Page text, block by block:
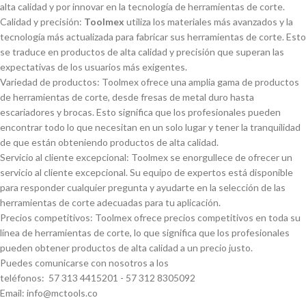
alta calidad y por innovar en la tecnologí­a de herramientas de corte.
Calidad y precisión: Toolmex utiliza los materiales más avanzados y la
tecnologí­a más actualizada para fabricar sus herramientas de corte. Esto
se traduce en productos de alta calidad y precisión que superan las
expectativas de los usuarios más exigentes.
Variedad de productos: Toolmex ofrece una amplia gama de productos
de herramientas de corte, desde fresas de metal duro hasta
escariadores y brocas. Esto significa que los profesionales pueden
encontrar todo lo que necesitan en un solo lugar y tener la tranquilidad
de que están obteniendo productos de alta calidad.
Servicio al cliente excepcional: Toolmex se enorgullece de ofrecer un
servicio al cliente excepcional. Su equipo de expertos está disponible
para responder cualquier pregunta y ayudarte en la selección de las
herramientas de corte adecuadas para tu aplicación.
Precios competitivos: Toolmex ofrece precios competitivos en toda su
lí­nea de herramientas de corte, lo que significa que los profesionales
pueden obtener productos de alta calidad a un precio justo.
Puedes comunicarse con nosotros a los
teléfonos: 57 313 4415201 - 57 312 8305092
Email: info@mctools.co